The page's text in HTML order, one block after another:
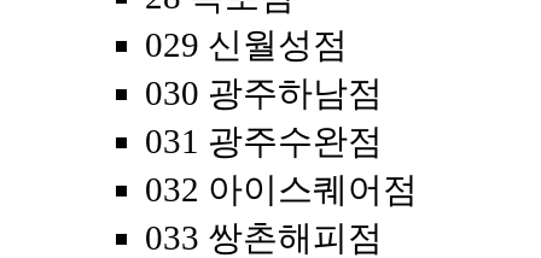
029 신월성점
030 광주하남점
031 광주수완점
032 아이스퀘어점
033 쌍촌해피점